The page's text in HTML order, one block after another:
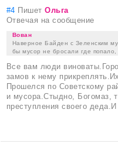
#4 ПишетОльга
Отвечая на сообщение
Вован
Наверное Байден с Зеленским
бы мусор не бросали где
Все вам люди
замов к нему
Прошелся по Советскому
и мусора.Стыдно, Богомаз,
преступления своего